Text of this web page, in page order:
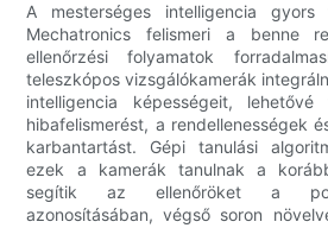
A mesterséges intelligencia gyors
Mechatronics felismeri a benne
ellenőrzési folyamatok
teleszkópos vizsgálókamerák
intelligencia képességeit,
hibafelismerést, a rendellenességek
karbantartást. Gépi tanulási
ezek a kamerák tanulnak a
segítik az ellenőröket a
azonosításában, végső soron